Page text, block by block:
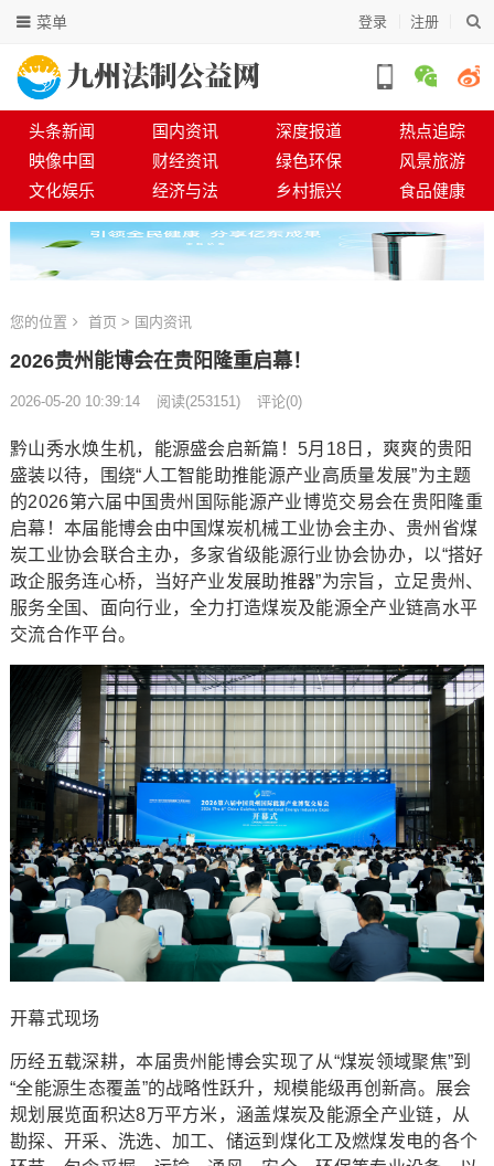
登录 注册
菜单
头条新闻 国内资讯 深度报道
热点追踪
映像中国
财经资讯 绿色环保
风景旅游
文化娱乐
经济与法 乡村振兴 食品健康
您的位置 首页 > 国内资讯
2026贵州能博会在贵阳隆重启幕！
2026-05-20 10:39:14 阅读(253151) 评论(0)
黔山秀水焕生机，能源盛会启新篇！5月18日，爽爽的贵阳
盛装以待，围绕“人工智能助推能源产业高质量发展”为主题
的2026第六届中国贵州国际能源产业博览交易会在贵阳隆重
启幕！本届能博会由中国煤炭机械工业协会主办、贵州省煤
炭工业协会联合主办，多家省级能源行业协会协办，以“搭好
政企服务连心桥，当好产业发展助推器”为宗旨，立足贵州、
服务全国、面向行业，全力打造煤炭及能源全产业链高水平
交流合作平台。
开幕式现场
历经五载深耕，本届贵州能博会实现了从“煤炭领域聚焦”到
“全能源生态覆盖”的战略性跃升，规模能级再创新高。展会
规划展览面积达8万平方米，涵盖煤炭及能源全产业链，从
勘探、开采、洗选、加工、储运到煤化工及燃煤发电的各个